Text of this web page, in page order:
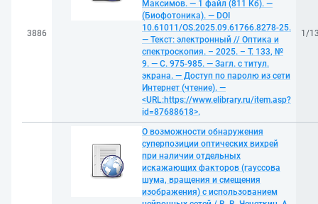
3886
Максимов. — 1 файл (811 Кб). —
(Биофотоника). — DOI
10.61011/OS.2025.09.61766.8278-25.
— Текст: электронный // Оптика и
спектроскопия. – 2025. – Т. 133, №
9. — С. 975-985. — Загл. с титул.
экрана. — Доступ по паролю из сети
Интернет (чтение). —
<URL:https://www.elibrary.ru/item.asp?
id=87688618>.
1/
О возможности обнаружения
суперпозиции оптических вихрей
при наличии отдельных
искажающих факторов (гауссова
шума, вращения и смещения
изображения) с использованием